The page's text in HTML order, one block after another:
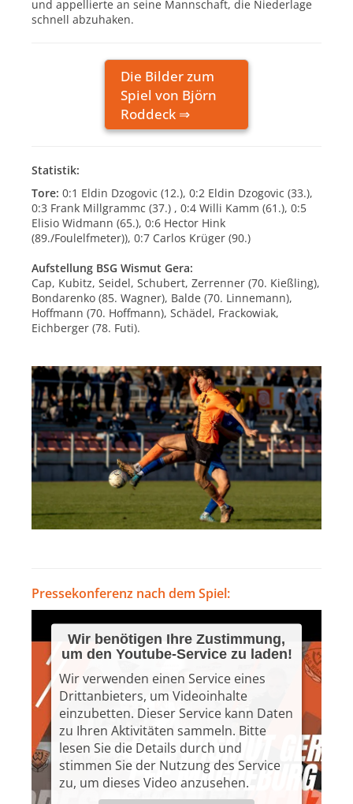
und appellierte an seine Mannschaft, die Niederlage
schnell abzuhaken.
Die Bilder zum
Spiel von Björn
Roddeck ⇒
Statistik:
Tore: 0:1 Eldin Dzogovic (12.), 0:2 Eldin Dzogovic (33.),
0:3 Frank Millgrammc (37.) , 0:4 Willi Kamm (61.), 0:5
Elisio Widmann (65.), 0:6 Hector Hink
(89./Foulelfmeter)), 0:7 Carlos Krüger (90.)
Aufstellung BSG Wismut Gera:
Cap, Kubitz, Seidel, Schubert, Zerrenner (70. Kießling),
Bondarenko (85. Wagner), Balde (70. Linnemann),
Hoffmann (70. Hoffmann), Schädel, Frackowiak,
Eichberger (78. Futi).
Pressekonferenz nach dem Spiel:
Wir benötigen Ihre Zustimmung,
um den Youtube-Service zu laden!
Wir verwenden einen Service eines
Drittanbieters, um Videoinhalte
einzubetten. Dieser Service kann Daten
zu Ihren Aktivitäten sammeln. Bitte
lesen Sie die Details durch und
stimmen Sie der Nutzung des Service
zu, um dieses Video anzusehen.